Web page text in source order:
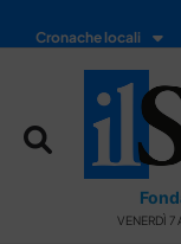
Cronache locali
VENERDÌ